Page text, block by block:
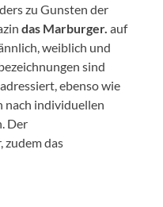
zu Gunsten der
das Marburger. auf
weiblich und
sind
ebenso wie
nach individuellen
Der
zudem das